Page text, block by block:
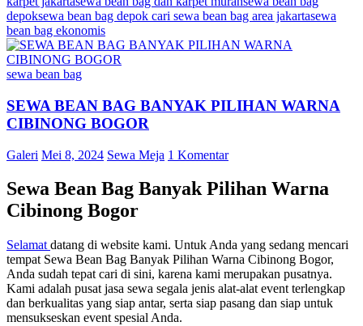
depoksewa bean bag depok cari sewa bean bag area jakartasewa
bean bag ekonomis
sewa bean bag
SEWA BEAN BAG BANYAK PILIHAN WARNA
CIBINONG BOGOR
Galeri Mei 8, 2024 Sewa Meja 1 Komentar
Sewa Bean Bag Banyak Pilihan Warna
Cibinong Bogor
Selamat datang di website kami. Untuk Anda yang sedang mencari
tempat Sewa Bean Bag Banyak Pilihan Warna Cibinong Bogor,
Anda sudah tepat cari di sini, karena kami merupakan pusatnya.
Kami adalah pusat jasa sewa segala jenis alat-alat event terlengkap
dan berkualitas yang siap antar, serta siap pasang dan siap untuk
mensukseskan event spesial Anda.